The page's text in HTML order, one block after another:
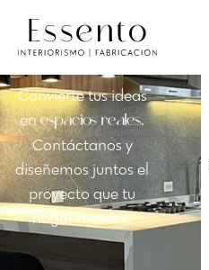
Convierte tus ideas
enespacios reales.
Contáctanos y
diseñemos juntos el
proyecto que tu
hogar merece.